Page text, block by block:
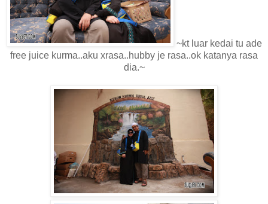
~kt luar kedai tu ade
free juice kurma..aku xrasa..hubby je rasa..ok katanya rasa
dia.~